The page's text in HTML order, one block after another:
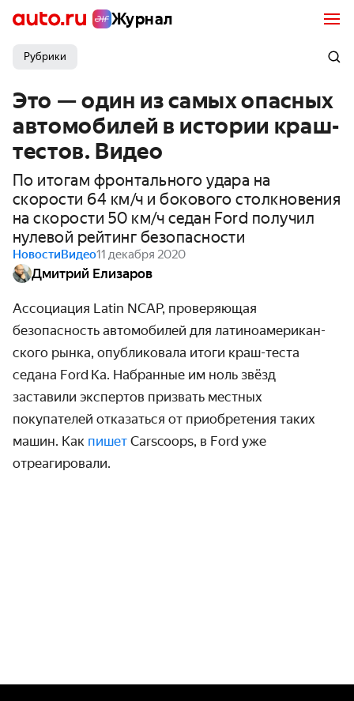
Журнал
Рубрики
Это — один из самых опасных
автомобилей в истории краш-
тестов. Видео
По итогам фронтального удара на
скорости 64 км/ч и бокового столкновения
на скорости 50 км/ч седан Ford получил
нулевой рейтинг безопасности
НовостиВидео11 декабря 2020
Дмитрий Елизаров
Ассоциация Latin NCAP, проверяющая
безопасность автомобилей для латино­американ­
ского рынка, опубликовала итоги краш-теста
седана Ford Ka. Набранные им ноль звёзд
заставили экспертов призвать местных
покупателей отказаться от приобре­тения таких
машин. Как пишет Carscoops, в Ford уже
отреагировали.